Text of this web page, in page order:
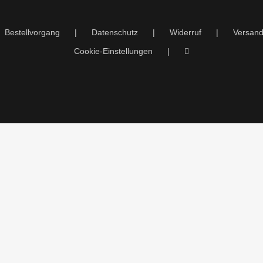
Bestellvorgang Datenschutz Widerruf
Cookie-Einstellungen